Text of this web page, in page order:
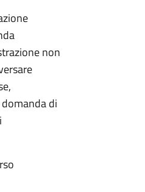
non
di